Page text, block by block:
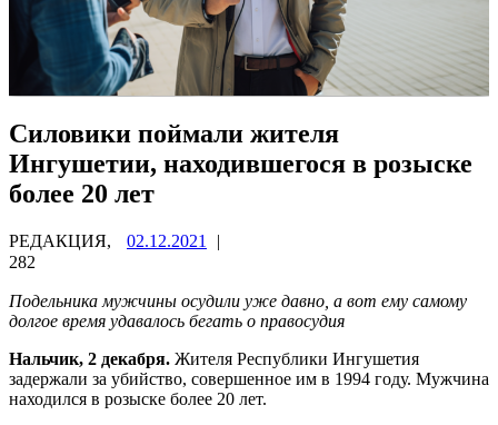
Силовики поймали жителя
Ингушетии, находившегося в розыске
более 20 лет
РЕДАКЦИЯ, 02.12.2021
|
282
Подельника мужчины осудили уже давно, а вот ему самому
долгое время удавалось бегать о правосудия
Нальчик, 2 декабря. Жителя Республики Ингушетия
задержали за убийство, совершенное им в 1994 году. Мужчина
находился в розыске более 20 лет.